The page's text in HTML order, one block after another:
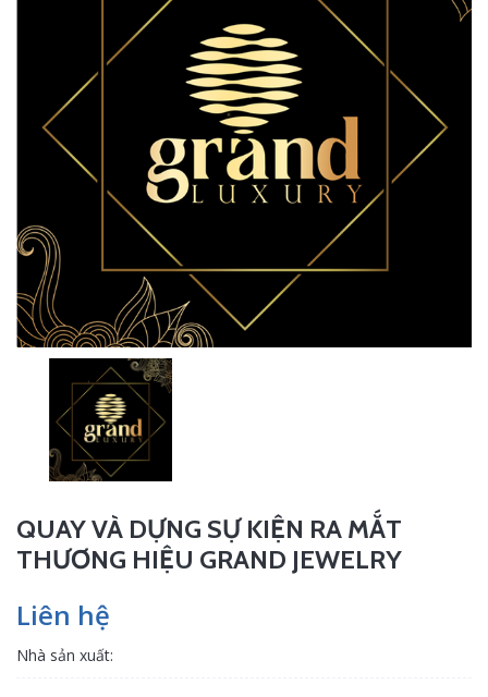
QUAY VÀ DỰNG SỰ KIỆN RA MẮT
THƯƠNG HIỆU GRAND JEWELRY
Liên hệ
Nhà sản xuất: